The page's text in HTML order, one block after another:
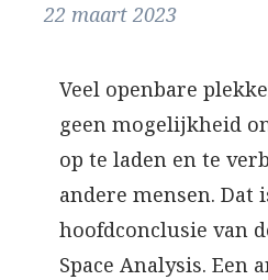
22 maart 2023
Veel openbare
geen mogelijkheid
op te laden en te
andere mensen. Dat
hoofdconclusie van
Space Analysis. Een